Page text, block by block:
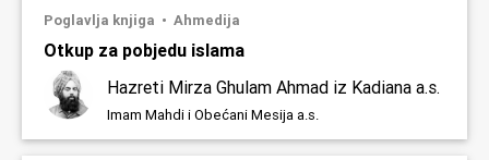
Poglavlja knjiga Ahmedija
Otkup za pobjedu islama
Hazreti Mirza Ghulam Ahmad iz Kadiana a.s.
Imam Mahdi i Obećani Mesija a.s.